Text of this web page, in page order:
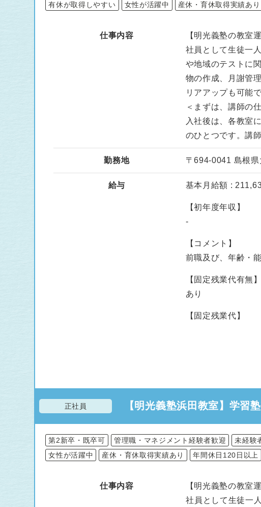
有休が取得しやすい
女性が活躍中 産休・育休取得実績あり
仕事内容
【明光義塾の教室
社員として生徒一
や地域のテストに
物の作成、月謝管
リアアップも可能で
＜まずは、講師の
入社後は、各教室
のひとつです。講
勤務地 〒694-0041 島根
給与 基本月給額 :
【初年度年収】
-
【コメント】
前職及び、年齢・
【固定残業代有無】
あり
【固定残業代】
正社員 【明光義塾浜田教室】学習
第2新卒・既卒可 管理職・マネジメント経験者歓迎 未経験
女性が活躍中
産休・育休取得実績あり 年間休日120日以上
仕事内容
【明光義塾の教室
社員として生徒一